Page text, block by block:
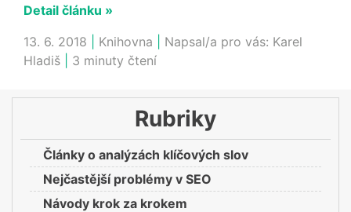
Detail článku »
13. 6. 2018
Knihovna Napsal/a pro vás: Karel
Hladiš
3 minuty čtení
Rubriky
Články o analýzách klíčových slov
Nejčastější problémy v SEO
Návody krok za krokem